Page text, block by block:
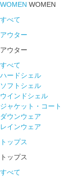
WOMEN WOMEN
すべて
アウター
アウター
すべて
ハードシェル
ソフトシェル
ウインドシェル
ジャケット・コート
ダウンウェア
レインウェア
トップス
トップス
すべて